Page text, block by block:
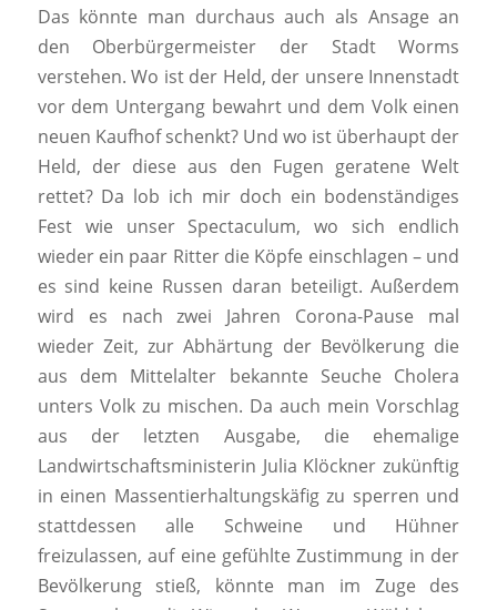
Das könnte man durchaus auch als Ansage an
den Oberbürgermeister der Stadt Worms
verstehen. Wo ist der Held, der unsere Innenstadt
vor dem Untergang bewahrt und dem Volk einen
neuen Kaufhof schenkt? Und wo ist überhaupt der
Held, der diese aus den Fugen geratene Welt
rettet? Da lob ich mir doch ein bodenständiges
Fest wie unser Spectaculum, wo sich endlich
wieder ein paar Ritter die Köpfe einschlagen – und
es sind keine Russen daran beteiligt. Außerdem
wird es nach zwei Jahren Corona-Pause mal
wieder Zeit, zur Abhärtung der Bevölkerung die
aus dem Mittelalter bekannte Seuche Cholera
unters Volk zu mischen. Da auch mein Vorschlag
aus der letzten Ausgabe, die ehemalige
Landwirtschaftsministerin Julia Klöckner zukünftig
in einen Massentierhaltungskäfig zu sperren und
stattdessen alle Schweine und Hühner
freizulassen, auf eine gefühlte Zustimmung in der
Bevölkerung stieß, könnte man im Zuge des